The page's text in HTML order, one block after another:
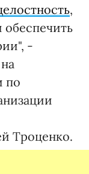
,
-
по
Троценко.